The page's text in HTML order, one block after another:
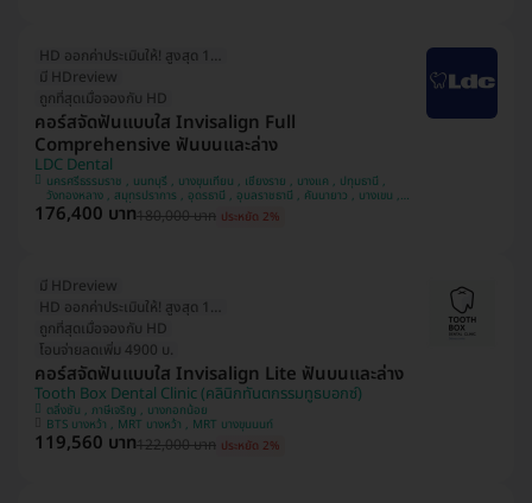
HD ออกค่าประเมินให้! สูงสุด 1500 บ.
มี HDreview
ถูกที่สุดเมื่อจองกับ HD
คอร์สจัดฟันแบบใส Invisalign Full
Comprehensive ฟันบนและล่าง
LDC Dental
นครศรีธรรมราช , นนทบุรี , บางขุนเทียน , เชียงราย , บางแค , ปทุมธานี ,
วังทองหลาง , สมุทรปราการ , อุดรธานี , อุบลราชธานี , คันนายาว , บางเขน ,
สวนหลวง , หลักสี่ , มีนบุรี , นครพนม , ทวีวัฒนา
176,400 บาท180,000 บาท ประหยัด 2%
มี HDreview
HD ออกค่าประเมินให้! สูงสุด 1500 บ.
ถูกที่สุดเมื่อจองกับ HD
โอนจ่ายลดเพิ่ม 4900 บ.
คอร์สจัดฟันแบบใส Invisalign Lite ฟันบนและล่าง
Tooth Box Dental Clinic (คลินิกทันตกรรมทูธบอกซ์)
ตลิ่งชัน , ภาษีเจริญ , บางกอกน้อย
BTS บางหว้า , MRT บางหว้า , MRT บางขุนนนท์
119,560 บาท122,000 บาท ประหยัด 2%